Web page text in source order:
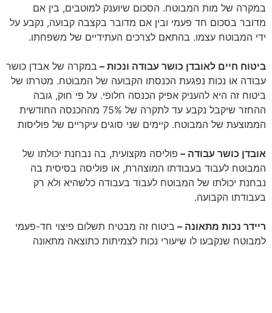
במקרה של מות המבוטח. הסכום שיוענק למוטבים, בין אם
מדובר בסכום חד פעמי ובין אם מדובר בקצבה קבועה, נקבע על
ידי המבוטח עצמו. בהתאם לצרכים העתידיים של משפחתו.
ביטוח חיים לאובדן כושר עבודה ונכות – במקרה של אבדן כושר
עבודה או נכות נפגעת הכנסתו הקבועה של המבוטח. מטרתו של
ביטוח זה היא להעניק אפיק הכנסה חלופי. על פי חוק, גובה
ההחזר שיקבל נקבע עד לתקרה של 75% מההכנסה החודשית
הממוצעת של המבוטח. קיימים שני סוגים עיקריים של פוליסות
אובדן כושר עבודה – פוליסה מקצועית, בה נבחנת יכולתו של
המבוטח לעבוד בעבודתו המוצהרת, או פוליסה בסיסית בה
נבחנת יכולתו של המבוטח לעבוד בעבודה כלשהיא ולא רק
בעבודתו הקבועה.
ריידר נכות מתאונה – ביטוח זה מבטיח תשלום פיצוי חד-פעמי
למבוטח שנקבעו לו שיעורי נכות לצמיתות כתוצאה מתאונה